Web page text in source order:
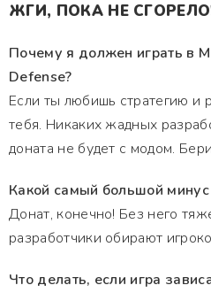
ЖГИ, ПОКА НЕ
Почему я должен играть в
Defense?
Если ты любишь стратегию и
тебя. Никаких жадных
доната не будет с модом.
Какой самый большой минус
Донат, конечно! Без него
разработчики обирают
Что делать, если игра